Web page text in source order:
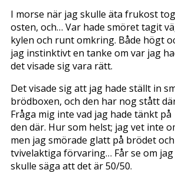
I morse när jag skulle äta frukost
osten, och… Var hade smöret tagit
kylen och runt omkring. Både högt
jag instinktivt en tanke om var jag
det visade sig vara rätt.
Det visade sig att jag hade ställt in
brödboxen, och den har nog stått
Fråga mig inte vad jag hade tänkt
den där. Hur som helst; jag vet inte
men jag smörade glatt på brödet
tvivelaktiga förvaring… Får se om
skulle säga att det är 50/50.